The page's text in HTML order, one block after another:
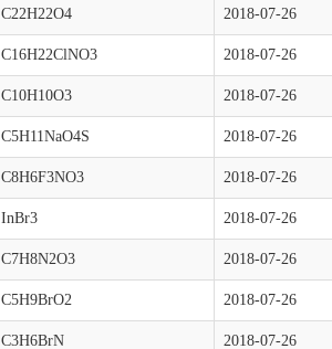
C22H22O4 2018-07-26
C16H22ClNO3 2018-07-26
C10H10O3 2018-07-26
C5H11NaO4S 2018-07-26
C8H6F3NO3 2018-07-26
InBr3 2018-07-26
C7H8N2O3 2018-07-26
C5H9BrO2 2018-07-26
C3H6BrN 2018-07-26